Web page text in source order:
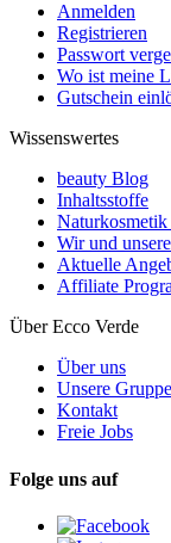
Anmelden
Registrieren
Passwort
Wo ist meine
Gutschein
Wissenswertes
beauty Blog
Inhaltsstoffe
Wir und
Aktuelle
Affiliate
Über Ecco Verde
Über uns
Unsere Gruppe
Kontakt
Freie Jobs
Folge uns auf